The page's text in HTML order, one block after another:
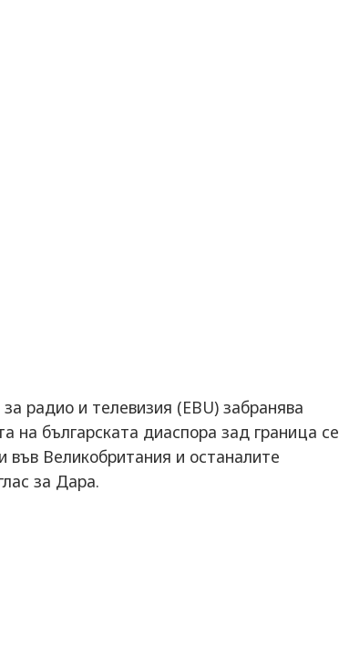
радио и телевизия (EBU) забранява
на българската диаспора зад граница се
Великобритания и останалите
за Дара.